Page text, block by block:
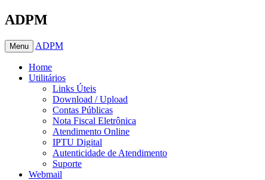
ADPM
Menu ADPM
Home
Utilitários
Links Úteis
Download / Upload
Contas Públicas
Nota Fiscal Eletrônica
Atendimento Online
IPTU Digital
Autenticidade de Atendimento
Suporte
Webmail